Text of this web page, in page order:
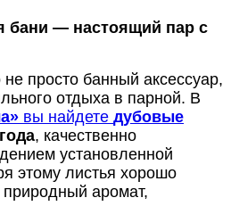
бани — настоящий пар с
просто банный аксессуар,
отдыха в парной. В
вы найдете дубовые
, качественно
установленной
этому листья хорошо
аромат,